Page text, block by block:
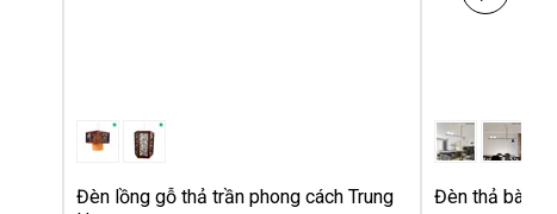
Đèn lồng gỗ thả trần phong cách Trung
Đèn thả bàn